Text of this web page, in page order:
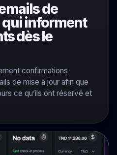
de
informent
dès le
confirmations
de mise à jour afin que
ce qu’ils ont réservé et